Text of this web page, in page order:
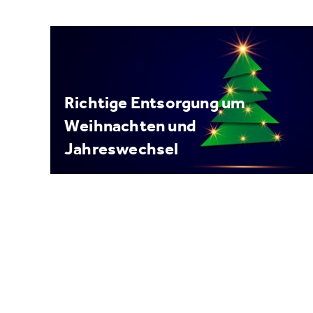
Richtige Entsorgung um
Weihnachten und
Jahreswechsel